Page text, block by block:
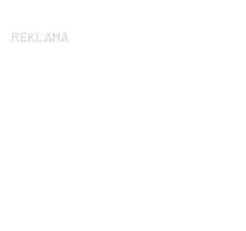
REKLAMA